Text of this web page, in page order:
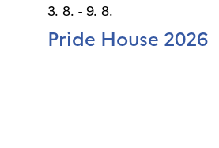
3. 8. - 9. 8.
Pride House 2026